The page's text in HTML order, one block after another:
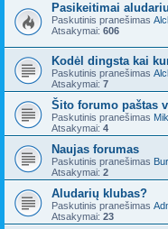
Pasikeitimai
Paskutinis pranešimas
Atsakymai: 606
Kodėl dingsta kai
Paskutinis pranešimas
Atsakymai: 7
Šito forumo paštas
Paskutinis pranešimas
Atsakymai: 4
Naujas forumas
Paskutinis pranešimas
Atsakymai: 2
Aludarių klubas?
Paskutinis pranešimas
Atsakymai: 23